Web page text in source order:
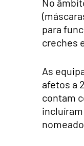
No
para
creches
As
afetos a
contam